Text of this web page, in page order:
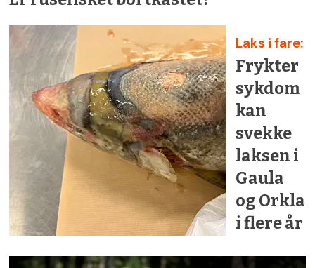
Laks i fare:
Frykter
sykdom
kan
svekke
laksen i
Gaula
og Orkla
i flere år